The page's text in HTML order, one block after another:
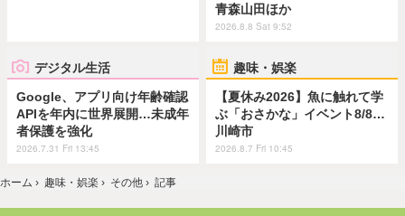
青森山田ほか
2026.8.8 Sat 9:52
デジタル生活
Google、アプリ向け年齢確認
APIを年内に世界展開…未成年
者保護を強化
2026.7.31 Fri 13:45
趣味・娯楽
【夏休み2026】魚に触れて学
ぶ「おさかな」イベント8/8…
川崎市
2026.8.7 Fri 10:45
ホーム › 趣味・娯楽 › その他 › 記事